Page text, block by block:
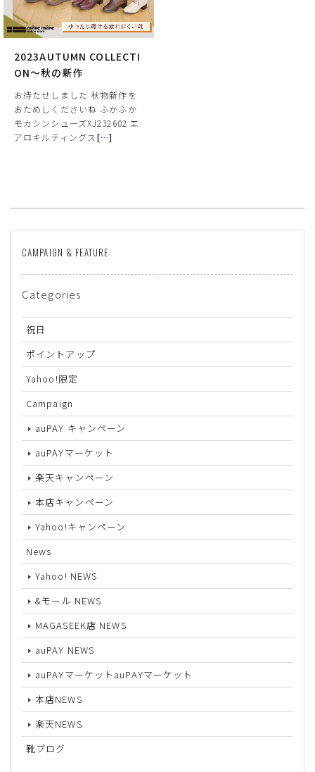
2023AUTUMN COLLECTI
ON～秋の新作
お待たせしました 秋物新作を
おためしくださいね ふかふか
モカシンシューズXJ232602 エ
アロキルティングス […]
CAMPAIGN & FEATURE
Categories
祝日
ポイントアップ
Yahoo!限定
Campaign
auPAY キャンペーン
auPAYマーケット
楽天キャンペーン
本店キャンペーン
Yahoo!キャンペーン
News
Yahoo! NEWS
&モール NEWS
MAGASEEK店 NEWS
auPAY NEWS
auPAYマーケットauPAYマーケット
本店NEWS
楽天NEWS
靴ブログ